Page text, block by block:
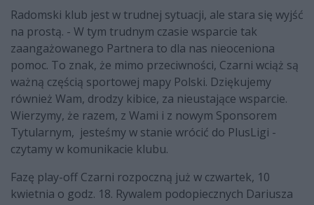
Radomski klub jest w trudnej sytuacji, ale stara się wyjść
na prostą. - W tym trudnym czasie wsparcie tak
zaangażowanego Partnera to dla nas nieoceniona
pomoc. To znak, że mimo przeciwności, Czarni wciąż są
ważną częścią sportowej mapy Polski. Dziękujemy
również Wam, drodzy kibice, za nieustające wsparcie.
Wierzymy, że razem, z Wami i z nowym Sponsorem
Tytularnym, jesteśmy w stanie wrócić do PlusLigi -
czytamy w komunikacie klubu.
Fazę play-off Czarni rozpoczną już w czwartek, 10
kwietnia o godz. 18. Rywalem podopiecznych Dariusza